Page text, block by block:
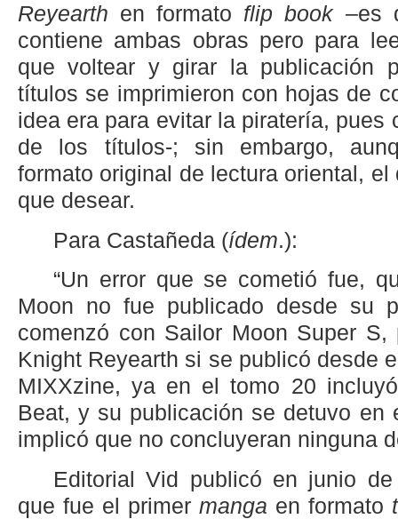
Reyearth en formato flip book–es
contiene ambas obras pero para
que voltear y girar la publicación
títulos se imprimieron con hojas de
idea era para evitar la piratería, pues
de los títulos-; sin embargo,
formato original de lectura oriental,
que desear.
Para Castañeda (ídem.):
“Un error que se cometió fue,
Moon no fue publicado desde su
comenzó con Sailor Moon Super
Knight Reyearth si se publicó desde
MIXXzine, ya en el tomo 20
Beat, y su publicación se detuvo en
implicó que no concluyeran ninguna
Editorial Vid publicó en junio
que fue el primer manga en formato